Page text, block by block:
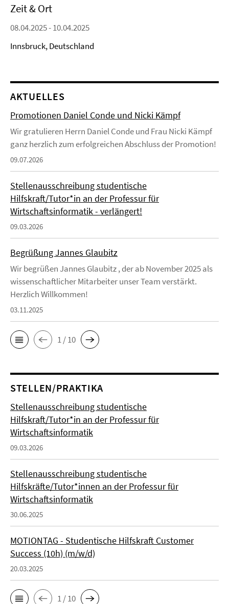
Zeit & Ort
08.04.2025 - 10.04.2025
Innsbruck, Deutschland
AKTUELLES
Promotionen Daniel Conde und Nicki Kämpf
Wir gratulieren Herrn Daniel Conde und Frau Nicki Kämpf
ganz herzlich zum erfolgreichen Abschluss der Promotion!
09.07.2026
Stellenausschreibung studentische
Hilfskraft/Tutor*in an der Professur für
Wirtschaftsinformatik - verlängert!
09.03.2026
Begrüßung Jannes Glaubitz
Wir begrüßen Jannes Glaubitz , der ab November 2025 als
wissenschaftlicher Mitarbeiter unser Team verstärkt.
Herzlich Willkommen!
03.11.2025
1 / 10
STELLEN/PRAKTIKA
Stellenausschreibung studentische
Hilfskraft/Tutor*in an der Professur für
Wirtschaftsinformatik
09.03.2026
Stellenausschreibung studentische
Hilfskräfte/Tutor*innen an der Professur für
Wirtschaftsinformatik
30.06.2025
MOTIONTAG - Studentische Hilfskraft Customer
Success (10h) (m/w/d)
20.03.2025
1 / 10